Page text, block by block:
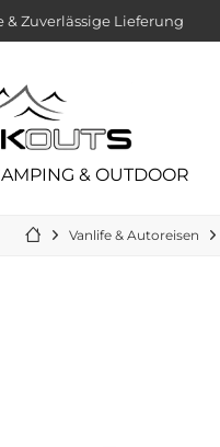
& Zuverlässige Lieferung
& OUTDOOR
Vanlife & Autoreisen